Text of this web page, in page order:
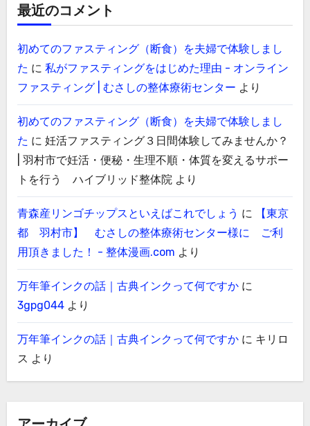
最近のコメント
初めてのファスティング（断食）を夫婦で体験しまし
た に 私がファスティングをはじめた理由 - オンライン
ファスティング | むさしの整体療術センター より
初めてのファスティング（断食）を夫婦で体験しまし
た に 妊活ファスティング３日間体験してみませんか？
| 羽村市で妊活・便秘・生理不順・体質を変えるサポー
トを行う ハイブリッド整体院 より
青森産リンゴチップスといえばこれでしょう に
【東京
都 羽村市】 むさしの整体療術センター様に ご利
用頂きました！ - 整体漫画.com より
万年筆インクの話｜古典インクって何ですかに
3gpg044より
万年筆インクの話｜古典インクって何ですかに キリロ
ス より